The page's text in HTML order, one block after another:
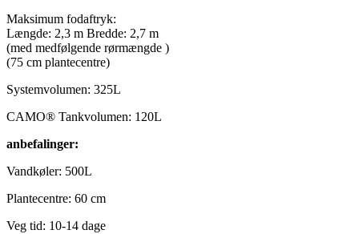
Maksimum fodaftryk:
Længde: 2,3 m Bredde: 2,7 m
(med medfølgende rørmængde )
(75 cm plantecentre)
Systemvolumen: 325L
CAMO® Tankvolumen: 120L
anbefalinger:
Vandkøler: 500L
Plantecentre: 60 cm
Veg tid: 10-14 dage